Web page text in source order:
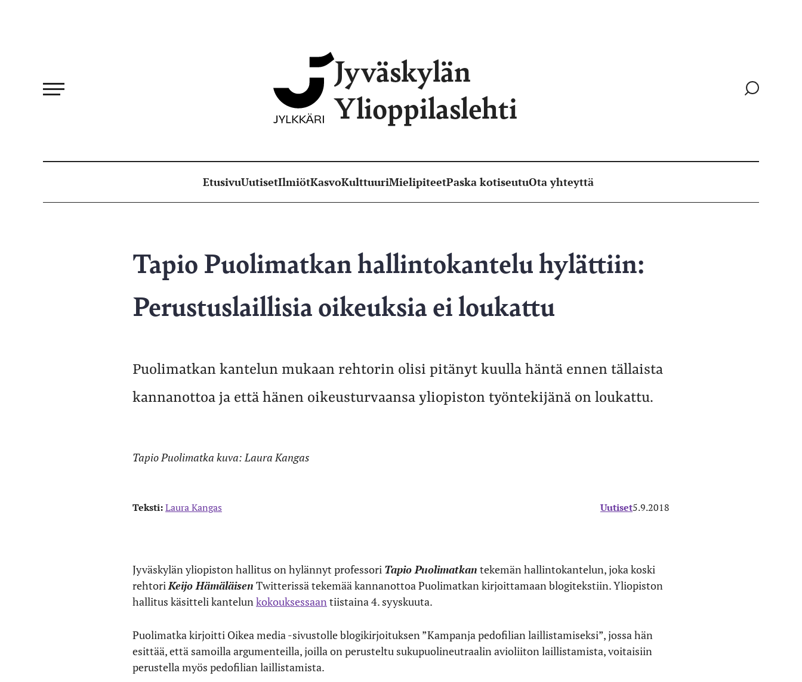
Jyväskylän
Ylioppilaslehti
Siirry
EtusivuUutisetIlmiötKasvoKulttuuriMielipiteetPaska kotiseutuOta yhteyttä
Tapio Puolimatkan hallintokantelu hylättiin:
Perustuslaillisia oikeuksia ei loukattu
Puolimatkan kantelun mukaan rehtorin olisi pitänyt kuulla häntä ennen tällaista
kannanottoa ja että hänen oikeusturvaansa yliopiston työntekijänä on loukattu.
Tapio Puolimatka kuva: Laura Kangas
Teksti:Laura Kangas Uutiset5.9.2018
Jyväskylän yliopiston hallitus on hylännyt professori Tapio Puolimatkan tekemän hallintokantelun, joka koski
rehtoriKeijo Hämäläisen Twitterissä tekemää kannanottoa Puolimatkan kirjoittamaan blogitekstiin. Yliopiston
hallitus käsitteli kantelunkokouksessaantiistaina 4. syyskuuta.
Puolimatka kirjoitti Oikea media -sivustolle blogikirjoituksen ”Kampanja pedofilian laillistamiseksi”, jossa hän
esittää, että samoilla argumenteilla, joilla on perusteltu sukupuolineutraalin avioliiton laillistamista, voitaisiin
perustella myös pedofilian laillistamista.